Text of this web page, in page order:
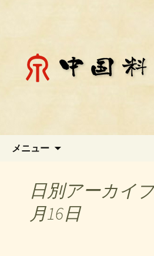
「チェン」のお
メニュー
日別アーカイ
月16日